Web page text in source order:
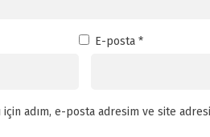
E-posta *
adım, e-posta adresim ve site